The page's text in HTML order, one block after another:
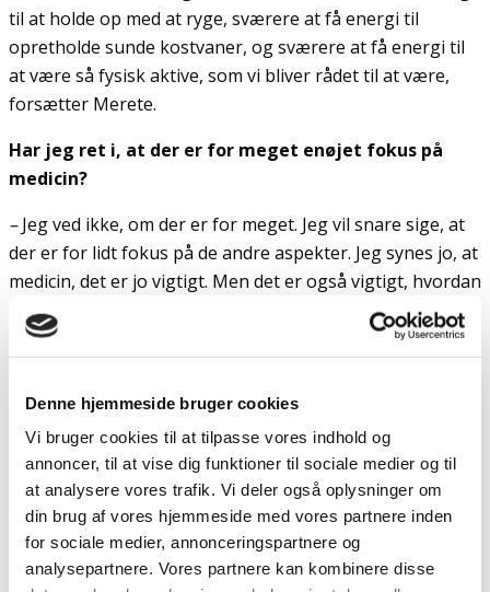
Denne hjemmeside bruger cookies
Vi bruger cookies til at tilpasse vores indhold og
annoncer, til at vise dig funktioner til sociale medier og til
at analysere vores trafik. Vi deler også oplysninger om
din brug af vores hjemmeside med vores partnere inden
for sociale medier, annonceringspartnere og
analysepartnere. Vores partnere kan kombinere disse
til at holde op med at ryge, sværere at få energi til
opretholde sunde kostvaner, og sværere at få energi til
at være så fysisk aktive, som vi bliver rådet til at være,
forsætter Merete.
Har jeg ret i, at der er for meget enøjet fokus på
medicin?
–Jeg ved ikke, om der er for meget. Jeg vil snare sige, at
der er for lidt fokus på de andre aspekter. Jeg synes jo, at
medicin, det er jo vigtigt. Men det er også vigtigt, hvordan
det går det med alle de andre ting. Har man et sted at bo?
Og foregår der noget som helst i ens hverdag? funderer
Men Merete Nordentoft medgiver, at medicinen ikke
løser alt.
– Jeg synes, at det at fokusere på nogle flere aspekter
end bare det medicinske, det er vigtigt.
Hvorfor er levetiden en anelse længere i Sverige og